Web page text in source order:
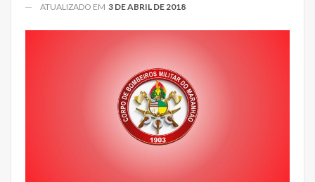
ATUALIZADO EM 3 DE ABRIL DE 2018